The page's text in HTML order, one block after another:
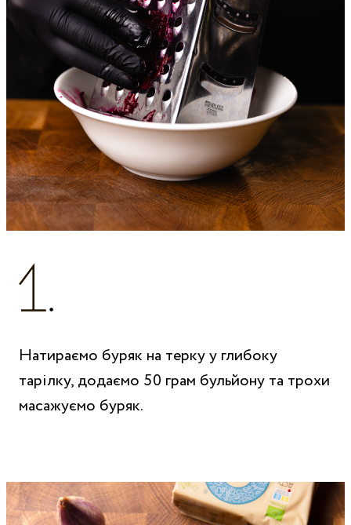
Натираємо буряк на терку у глибоку
тарілку, додаємо 50 грам бульйону та трохи
масажуємо буряк.